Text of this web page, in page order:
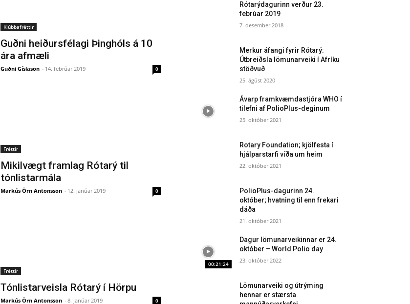
Klúbbafréttir
Guðni heiðursfélagi Þinghóls á 10
ára afmæli
Guðni Gíslason - 14. febrúar 2019 0
Fréttir
Mikilvægt framlag Rótarý til
tónlistarmála
Markús Örn Antonsson - 12. janúar 2019 0
Fréttir
Tónlistarveisla Rótarý í Hörpu
Markús Örn Antonsson - 8. janúar 2019 0
Rótarýdagurinn verður 23.
febrúar 2019
7. desember 2018
Merkur áfangi fyrir Rótarý:
Útbreiðsla lömunarveiki í Afríku
stöðvuð
25. ágúst 2020
Ávarp framkvæmdastjóra WHO í
tilefni af PolioPlus-deginum
25. október 2021
Rotary Foundation; kjölfesta í
hjálparstarfi víða um heim
22. október 2021
PolioPlus-dagurinn 24.
október; hvatning til enn frekari
dáða
21. október 2021
00:21:24
Dagur lömunarveikinnar er 24.
október – World Polio day
23. október 2022
Lömunarveiki og útrýming
hennar er stærsta